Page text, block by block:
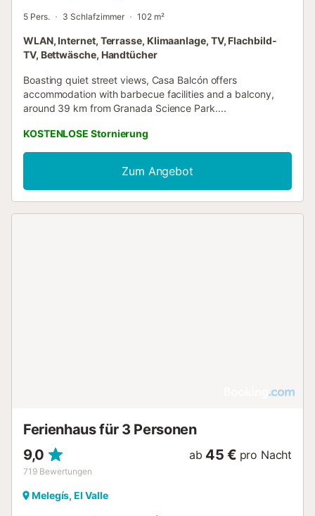
5 Pers. 3 Schlafzimmer 102 m²
WLAN, Internet, Terrasse, Klimaanlage, TV, Flachbild-
TV, Bettwäsche, Handtücher
Boasting quiet street views, Casa Balcón offers
accommodation with barbecue facilities and a balcony,
around 39 km from Granada Science Park....
KOSTENLOSE Stornierung
Zum Angebot
Ferienhaus für 3 Personen
9,0
719 Bewertungen
ab 45 € pro Nacht
Melegís, El Valle